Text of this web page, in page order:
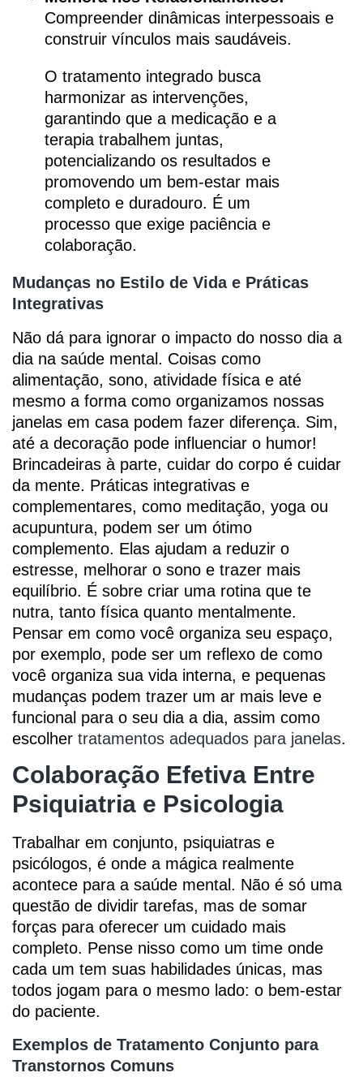
Compreender dinâmicas interpessoais e
construir vínculos mais saudáveis.
O tratamento integrado busca
harmonizar as intervenções,
garantindo que a medicação e a
terapia trabalhem juntas,
potencializando os resultados e
promovendo um bem-estar mais
completo e duradouro. É um
processo que exige paciência e
colaboração.
Mudanças no Estilo de Vida e Práticas
Integrativas
Não dá para ignorar o impacto do nosso dia a
dia na saúde mental. Coisas como
alimentação, sono, atividade física e até
mesmo a forma como organizamos nossas
janelas em casa podem fazer diferença. Sim,
até a decoração pode influenciar o humor!
Brincadeiras à parte, cuidar do corpo é cuidar
da mente. Práticas integrativas e
complementares, como meditação, yoga ou
acupuntura, podem ser um ótimo
complemento. Elas ajudam a reduzir o
estresse, melhorar o sono e trazer mais
equilíbrio. É sobre criar uma rotina que te
nutra, tanto física quanto mentalmente.
Pensar em como você organiza seu espaço,
por exemplo, pode ser um reflexo de como
você organiza sua vida interna, e pequenas
mudanças podem trazer um ar mais leve e
funcional para o seu dia a dia, assim como
escolher tratamentos adequados para janelas.
Colaboração Efetiva Entre
Psiquiatria e Psicologia
Trabalhar em conjunto, psiquiatras e
psicólogos, é onde a mágica realmente
acontece para a saúde mental. Não é só uma
questão de dividir tarefas, mas de somar
forças para oferecer um cuidado mais
completo. Pense nisso como um time onde
cada um tem suas habilidades únicas, mas
todos jogam para o mesmo lado: o bem-estar
do paciente.
Exemplos de Tratamento Conjunto para
Transtornos Comuns